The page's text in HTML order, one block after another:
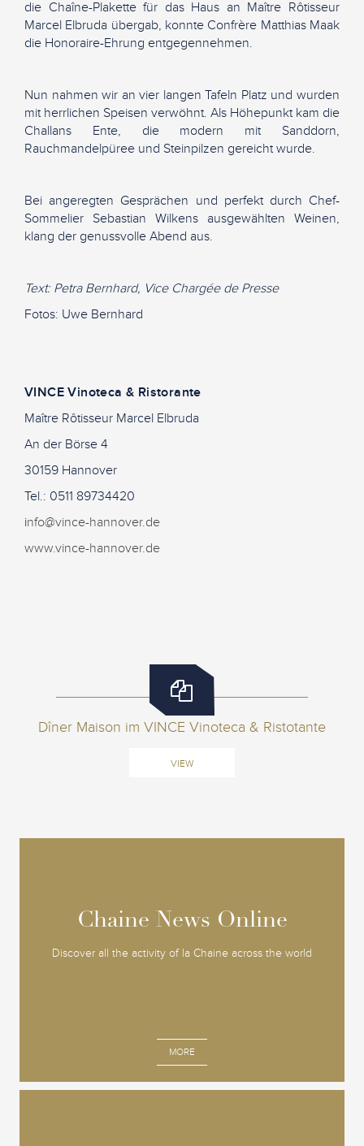
die Chaîne-Plakette für das Haus an Maître Rôtisseur
Marcel Elbruda übergab, konnte Confrère Matthias Maak
die Honoraire-Ehrung entgegennehmen.
Nun nahmen wir an vier langen Tafeln Platz und wurden
mit herrlichen Speisen verwöhnt. Als Höhepunkt kam die
Challans Ente, die modern mit Sanddorn,
Rauchmandelpüree und Steinpilzen gereicht wurde.
Bei angeregten Gesprächen und perfekt durch Chef-
Sommelier Sebastian Wilkens ausgewählten Weinen,
klang der genussvolle Abend aus.
Text: Petra Bernhard, Vice Chargée de Presse
Fotos: Uwe Bernhard
VINCE Vinoteca & Ristorante
Maître Rôtisseur Marcel Elbruda
An der Börse 4
30159 Hannover
Tel.: 0511 89734420
info@vince-hannover.de
www.vince-hannover.de
Dîner Maison im VINCE Vinoteca & Ristotante
VIEW
Chaine News Online
Discover all the activity of la Chaine across the world
MORE
Chaine News Online